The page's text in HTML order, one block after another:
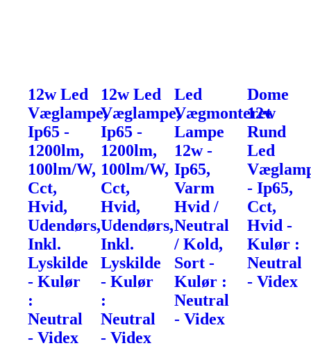
12w Led
Væglampe,
Ip65 -
1200lm,
100lm/W,
Cct,
Hvid,
Udendørs,
Inkl.
Lyskilde
- Kulør
:
Neutral
- Videx
12w Led
Væglampe,
Ip65 -
1200lm,
100lm/W,
Cct,
Hvid,
Udendørs,
Inkl.
Lyskilde
- Kulør
:
Neutral
- Videx
Led
Vægmonteret
Lampe
12w -
Ip65,
Varm
Hvid /
Neutral
/ Kold,
Sort -
Kulør :
Neutral
- Videx
Dome
12w
Rund
Led
- Ip65,
Cct,
Hvid -
Kulør :
Neutral
- Videx